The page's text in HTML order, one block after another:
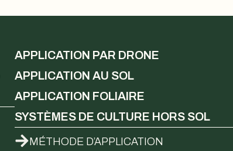
APPLICATION PAR DRONE
APPLICATION AU SOL
APPLICATION FOLIAIRE
SYSTÈMES DE CULTURE HORS SOL
MÉTHODE D’APPLICATION